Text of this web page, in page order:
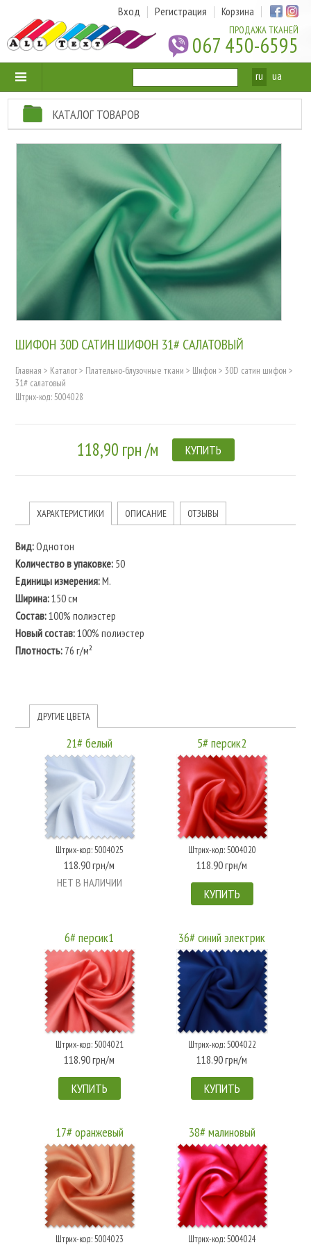
ПРОДАЖА ТКАНЕЙ
067 450-6595
Вход Регистрация Корзина
ru ua
КАТАЛОГ ТОВАРОВ
ШИФОН 30D САТИН ШИФОН 31# САЛАТОВЫЙ
Главная > Каталог> Плательно-блузочные ткани > Шифон > 30D сатин шифон >
31# салатовый
Штрих-код: 5004028
118,90 грн /м КУПИТЬ
ХАРАКТЕРИСТИКИ ОПИСАНИЕ ОТЗЫВЫ
Вид:Однотон
Количество в упаковке:50
Единицы измерения:М.
Ширина:150 см
Состав:100% полиэстер
Новый состав:100% полиэстер
Плотность:76 г/м²
ДРУГИЕ ЦВЕТА
21# белый
Штрих-код: 5004025
118.90 грн/м
НЕТ В НАЛИЧИИ
5# персик2
Штрих-код: 5004020
118.90 грн/м
КУПИТЬ
6# персик1
Штрих-код: 5004021
118.90 грн/м
КУПИТЬ
36# синий электрик
Штрих-код: 5004022
118.90 грн/м
КУПИТЬ
17# оранжевый
Штрих-код: 5004023
38# малиновый
Штрих-код: 5004024